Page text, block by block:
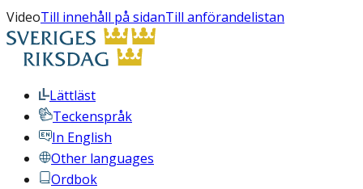
VideoTill innehåll på sidanTill anförandelistan
Lättläst
Teckenspråk
In English
Other languages
Ordbok